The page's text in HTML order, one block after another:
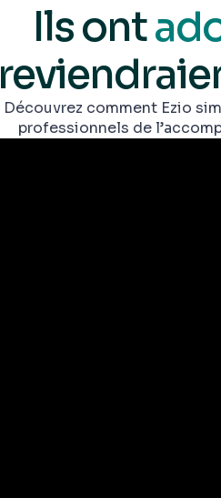
Ils ont
Découvrez comment Ezio
professionnels de